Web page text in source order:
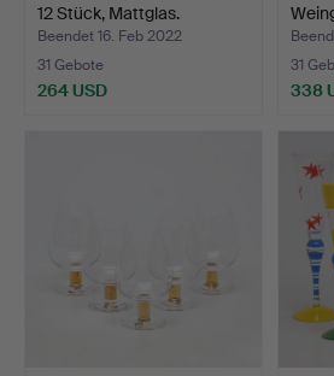
12 Stück, Mattglas.
Beendet 16. Feb 2022
31 Gebote
264 USD
31
338